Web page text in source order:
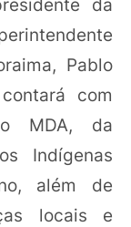
da
Pablo
com
MDA, da
Indígenas
além de
locais e